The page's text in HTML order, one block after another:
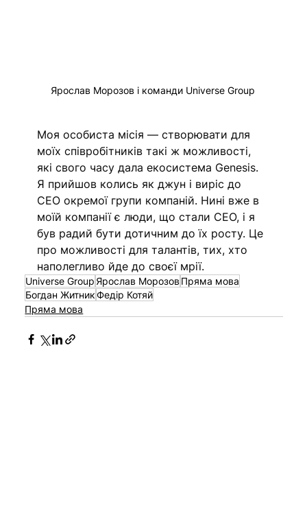
Ярослав Морозов і команди Universe Group
Моя особиста місія — створювати для
моїх співробітників такі ж можливості,
які свого часу дала екосистема Genesis.
Я прийшов колись як джун і виріс до
СЕО окремої групи компаній. Нині вже в
моїй компанії є люди, що стали СЕО, і я
був радий бути дотичним до їх росту. Це
про можливості для талантів, тих, хто
наполегливо йде до своєї мрії.
Universe Group Ярослав Морозов Пряма мова
Богдан ЖитникФедір Котяй
Пряма мова